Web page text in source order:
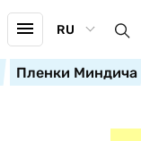
RU
Пленки Миндича